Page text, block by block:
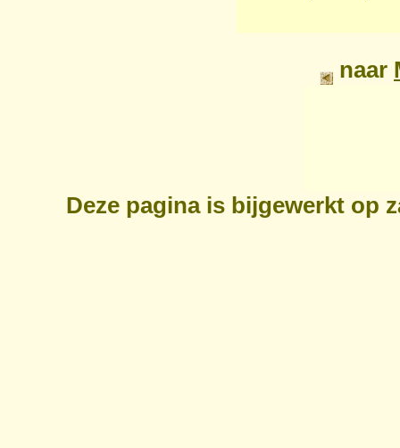
naar
Deze pagina is bijgewerkt op